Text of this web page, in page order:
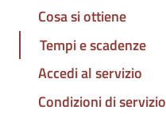
Cosa si ottiene
Tempi e scadenze
Accedi al servizio
Condizioni di servizio